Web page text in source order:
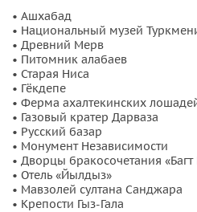
экскурсия на
поездка кгазовому кратеру
впечатляющее зрелище
и ночлег в традиционных
День 5: Дашогуз — отъезд
Ранним утромвстреча
завтрак. Переезд в Дашогуз с
узбекской границе для отъезда.
• Ашхабад
• Национальный музей
• Древний Мерв
• Питомник алабаев
• Старая Ниса
• Гёкдепе
• Ферма ахалтекинских
• Газовый кратер Дарваза
• Русский базар
• Монумент Независимости
• Дворцы бракосочетания
• Отель «Йылдыз»
• Мавзолей султана Санджара
• Крепости Гыз-Гала